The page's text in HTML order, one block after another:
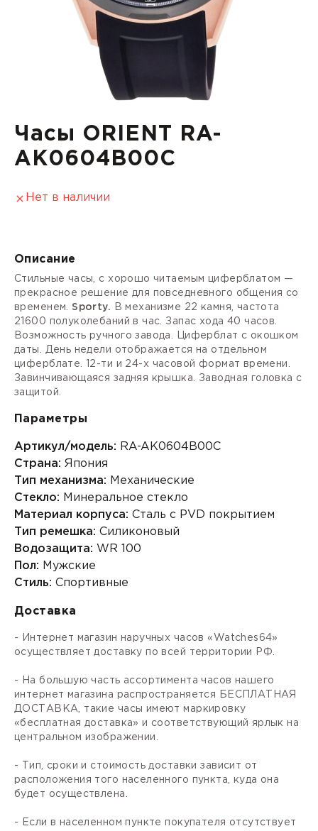
Часы ORIENT RA-
AK0604B00C
Нет в наличии
Описание
Стильные часы, с хорошо читаемым циферблатом —
прекрасное решение для повседневного общения со
временем.Sporty. В механизме 22 камня, частота
21600 полуколебаний в час. Запас хода 40 часов.
Возможность ручного завода. Циферблат с окошком
даты. День недели отображается на отдельном
циферблате.
12-ти и 24-х часовой формат времени.
Завинчивающаяся задняя крышка. Заводная головка с
защитой.
Параметры
Артикул/модель: RA-AK0604B00C
Страна: Япония
Тип механизма: Механические
Стекло: Минеральное стекло
Материал корпуса: Сталь с PVD покрытием
Тип ремешка: Силиконовый
Водозащита: WR 100
Пол: Мужские
Стиль: Спортивные
Доставка
- Интернет магазин наручных часов «Watches64»
осуществляет доставку по всей территории РФ.
- На большую часть ассортимента часов нашего
интернет магазина распространяется БЕСПЛАТНАЯ
ДОСТАВКА, такие часы имеют маркировку
«бесплатная доставка» и соответствующий ярлык на
центральном изображении.
- Тип, сроки и стоимость доставки зависит от
расположения того населенного пункта, куда она
будет осуществлена.
- Если в населенном пункте покупателя отсутствует